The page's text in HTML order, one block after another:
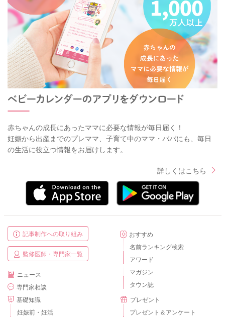
赤ちゃんの成長にあったママに必要な情報が毎日届く！
妊娠から出産までのプレママ、子育て中のママ・パパにも、毎日
の生活に役立つ情報をお届けします。
詳しくはこちら
記事制作への取り組み
監修医師・専門家一覧
ニュース
専門家相談
基礎知識
妊娠前・妊活
おすすめ
名前ランキング検索
アワード
マガジン
タウン誌
プレゼント
プレゼント＆アンケート